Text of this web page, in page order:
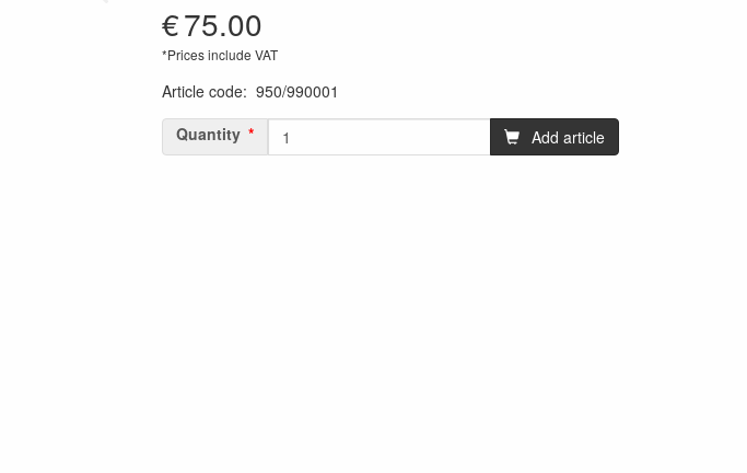
€75.00
*Prices include VAT
Article code: 950/990001
Quantity
Add article